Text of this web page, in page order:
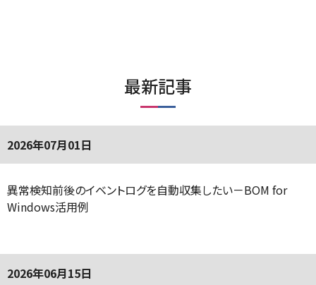
最新記事
2026年07月01日
異常検知前後のイベントログを自動収集したい－BOM for
Windows活用例
2026年06月15日